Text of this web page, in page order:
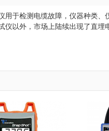
用于检测电缆故障，仪器种类
仪以外，市场上陆续出现了直